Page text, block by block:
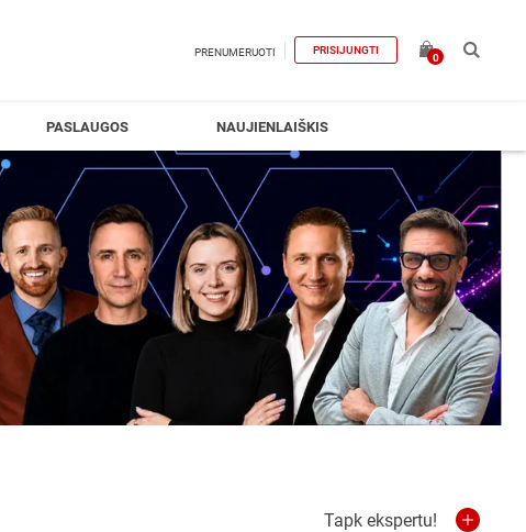
PRENUMERUOTI PRISIJUNGTI
0
PASLAUGOS NAUJIENLAIŠKIS
Tapk ekspertu!